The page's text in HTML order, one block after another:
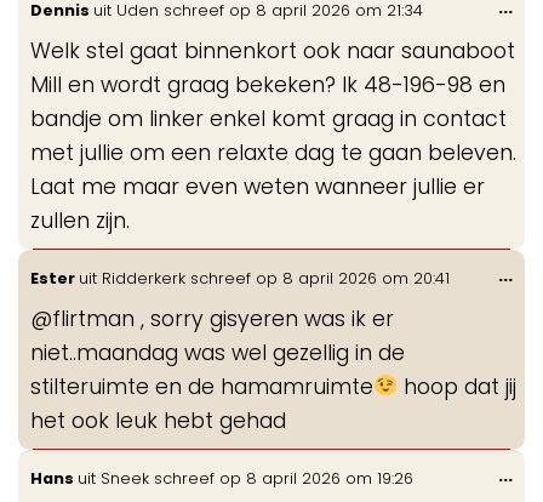
gastenboek-
lijst
Dennis uit Uden schreef op 8 april 2026 om 21:34
Welk stel gaat binnenkort ook naar saunaboot
Mill en wordt graag bekeken? Ik 48-196-98 en
bandje om linker enkel komt graag in contact
met jullie om een relaxte dag te gaan beleven.
Laat me maar even weten wanneer jullie er
zullen zijn.
...
Ester uit Ridderkerk schreef op 8 april 2026 om 20:41
@flirtman , sorry gisyeren was ik er
niet..maandag was wel gezellig in de
stilteruimte en de hamamruimte
hoop dat jij
het ook leuk hebt gehad
...
Hans uit Sneek schreef op 8 april 2026 om 19:26 ...